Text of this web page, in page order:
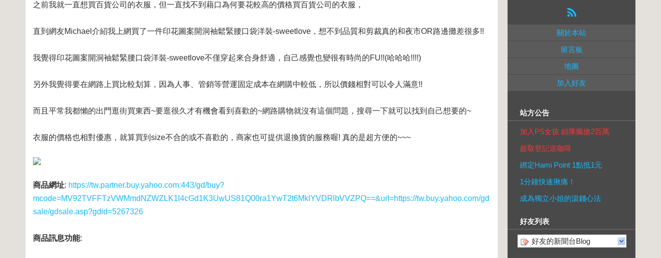
之前我就一直想買百貨公司的衣服，但一直找不到藉口為何要花較高的價格買百貨公司的衣服，
直到網友Michael介紹我上網買了一件印花圖案開洞袖鬆緊腰口袋洋裝-sweetlove，想不到品質和剪裁真的和夜市OR路邊攤差很多!!
我覺得印花圖案開洞袖鬆緊腰口袋洋裝-sweetlove不僅穿起來合身舒適，自己感覺也變很有時尚的FU!!(哈哈哈!!!!)
另外我覺得要在網路上買比較划算，因為人事、管銷等營運固定成本在網購中較低，所以價錢相對可以令人滿意!!
而且平常我都懶的出門逛街買東西~要逛很久才有機會看到喜歡的~網路購物就沒有這個問題，搜尋一下就可以找到自己想要的~
衣服的價格也相對優惠，就算買到size不合的或不喜歡的，商家也可提供退換貨的服務喔! 真的是超方便的~~~
商品網址: https://tw.partner.buy.yahoo.com:443/gd/buy?
mcode=MV92TVFFTzVWMmdNZWZLK1l4cGd1K3UwUS81Q00ra1YwT2t6MklYVDRlbVVZPQ==&url=https://tw.buy.yahoo.com/gd
sale/gdsale.asp?gdid=5267326
商品訊息功能:
關於本站
留言板
地圖
加入好友
站方公告
加入PS女孩 組隊瘋搶2百萬
超取登記送咖啡
綁定Hami Point 1點抵1元
1分鐘快速揪痛！
成為獨立小姐的滾錢心法
好友列表
好友的新聞台Blog